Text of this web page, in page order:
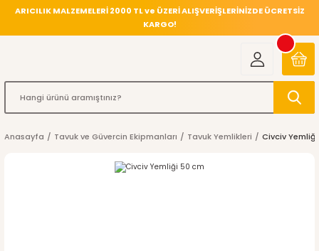
ARICILIK MALZEMELERİ 2000 TL ve ÜZERİ ALIŞVERİŞLERİNİZDE ÜCRETSİZ
KARGO!
Anasayfa Tavuk ve Güvercin Ekipmanları Tavuk Yemlikleri Civciv